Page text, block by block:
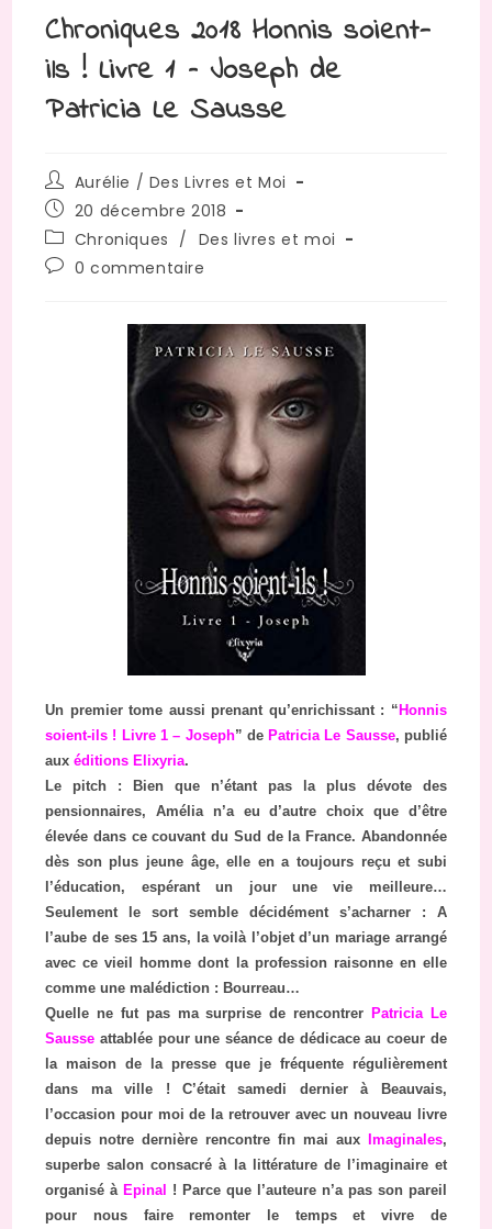
Chroniques 2018 Honnis soient-
ils ! Livre 1 – Joseph de
Patricia Le Sausse
Auteur/autrice
de
la
publication :
Aurélie / Des Livres et Moi
Publication
publiée :
20 décembre 2018
Post
category:
Chroniques / Des livres et moi
Commentaires
publication :
0 commentaire
Un premier tome aussi prenant qu’enrichissant : “ Honnis
soient-ils ! Livre 1 – Joseph” de Patricia Le Sausse, publié
auxéditions Elixyria.
Le pitch : Bien que n’étant pas la plus dévote des
pensionnaires, Amélia n’a eu d’autre choix que d’être
élevée dans ce couvant du Sud de la France. Abandonnée
dès son plus jeune âge, elle en a toujours reçu et subi
l’éducation, espérant un jour une vie meilleure…
Seulement le sort semble décidément s’acharner : A
l’aube de ses 15 ans, la voilà l’objet d’un mariage arrangé
avec ce vieil homme dont la profession raisonne en elle
comme une malédiction : Bourreau…
Quelle ne fut pas ma surprise de rencontrer Patricia Le
Sausse attablée pour une séance de dédicace au coeur de
la maison de la presse que je fréquente régulièrement
dans ma ville ! C’était samedi dernier à Beauvais,
l’occasion pour moi de la retrouver avec un nouveau livre
depuis notre dernière rencontre fin mai aux
Imaginales,
superbe salon consacré à la littérature de l’imaginaire et
organisé à Epinal ! Parce que l’auteure n’a pas son pareil
pour nous faire remonter le temps et vivre de